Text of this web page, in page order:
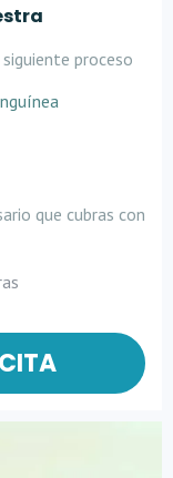
proceso
que cubras con